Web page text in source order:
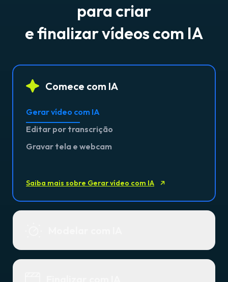
para criar
e finalizar vídeos com IA
Comece com IA
Gerar vídeo com IA
Editar por transcrição
Gravar tela e webcam
Saiba mais sobre Gerar vídeo com IA